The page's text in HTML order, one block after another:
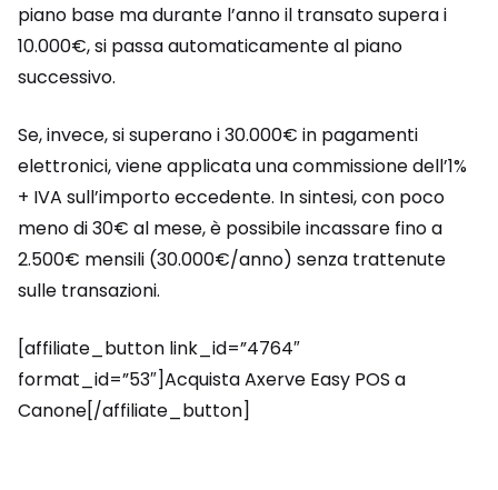
piano base ma durante l’anno il transato supera i
10.000€, si passa automaticamente al piano
successivo.
Se, invece, si superano i 30.000€ in pagamenti
elettronici, viene applicata una commissione dell’1%
+ IVA sull’importo eccedente. In sintesi, con poco
meno di 30€ al mese, è possibile incassare fino a
2.500€ mensili (30.000€/anno) senza trattenute
sulle transazioni.
[affiliate_button link_id=”4764″
format_id=”53″]Acquista Axerve Easy POS a
Canone[/affiliate_button]